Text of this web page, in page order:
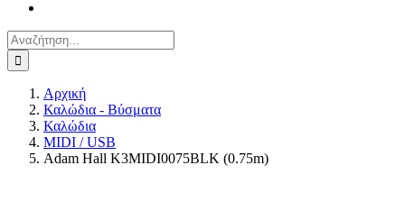
Αναζήτηση
για:
Αρχική
Καλώδια - Βύσματα
Καλώδια
MIDI / USB
Adam Hall K3MIDI0075BLK (0.75m)